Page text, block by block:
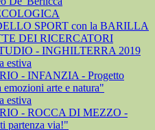
SPORT con la BARILLA
DEI RICERCATORI
- INGHILTERRA 2019
estiva
- INFANZIA - Progetto
arte e natura"
estiva
- ROCCA DI MEZZO -
partenza via!"